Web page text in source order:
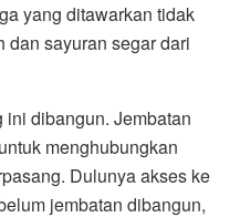
yang ditawarkan tidak
dan sayuran segar dari
dibangun. Jembatan
menghubungkan
Dulunya akses ke
jembatan dibangun,